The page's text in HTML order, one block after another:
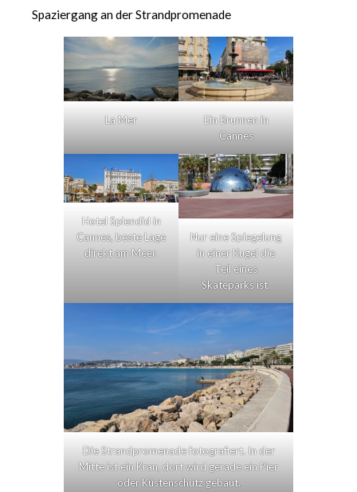
Spaziergang an der Strandpromenade
La Mer
Ein Brunnen in
Cannes
Hotel Splendid in
Cannes, beste Lage
direkt am Meer.
Nur eine Spiegelung
in einer Kugel die
Teil eines
Skateparks ist.
Die Strandpromenade fotografiert. In der
Mitte ist ein Kran, dort wird gerade ein Pier
oder Küstenschutz gebaut.